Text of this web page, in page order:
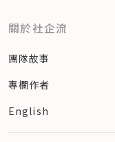
關於社企流
團隊故事
專欄作者
English